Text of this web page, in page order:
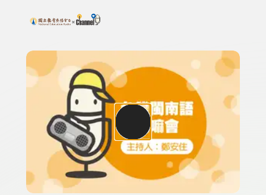
上方功能區塊
搜尋關鍵字：可輸入節目名稱、主持人或關鍵字